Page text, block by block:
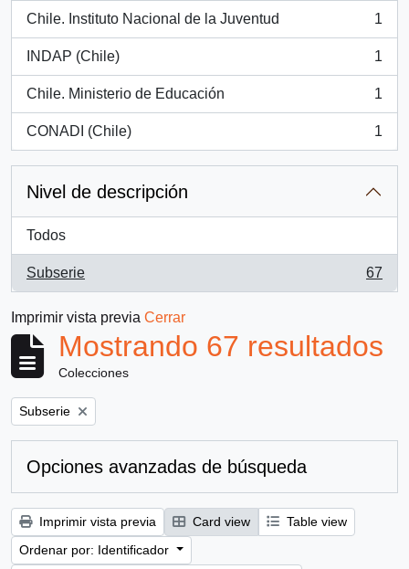
Chile. Instituto Nacional de la Juventud
, 1 resultados
1
INDAP (Chile)
, 1 resultados
1
Chile. Ministerio de Educación
, 1 resultados
1
CONADI (Chile)
, 1 resultados
1
Nivel de descripción
Todos
Subserie
, 67 resultados
67
Imprimir vista previa Cerrar
Mostrando 67 resultados
Colecciones
Remove filter:
Subserie
Opciones avanzadas de búsqueda
Imprimir vista previa Card view
Table view
Ordenar por: Identificador